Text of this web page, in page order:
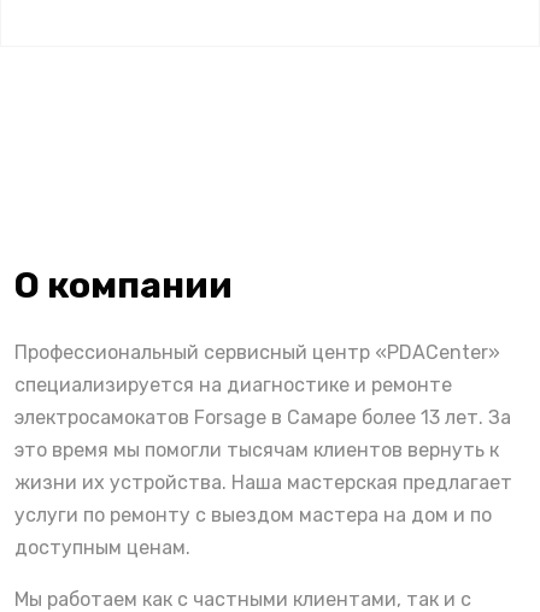
О компании
Профессиональный сервисный центр «PDACenter»
специализируется на диагностике и ремонте
электросамокатов Forsage в Самаре более 13 лет. За
это время мы помогли тысячам клиентов вернуть к
жизни их устройства. Наша мастерская предлагает
услуги по ремонту с выездом мастера на дом и по
доступным ценам.
Мы работаем как с частными клиентами, так и с